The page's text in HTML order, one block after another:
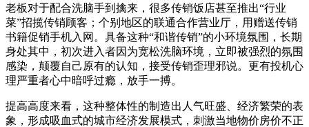
老板对于配合洗脑手到擒来，很多传销饭店甚至推出“行业
菜”招揽传销顾客；个别地区的联通合作营业厅，用赠送传销
书籍促销手机入网。具备这种“和谐传销”的小环境氛围，长期
身处其中，初次进入者因为宽松洗脑环境，立即被强烈的氛围
感染，颠覆自己原有的认知，接受传销歪理邪说。更有投机心
理严重者心中暗呼过瘾，放手一搏。
提高高度来看，这种整体性的制造出人气旺盛、经济繁荣的表
象，形成吸血式的城市经济发展模式，刺激当地物价房价不正